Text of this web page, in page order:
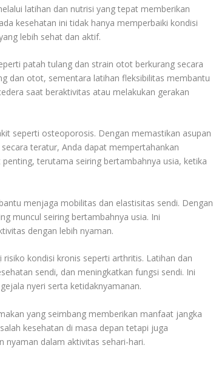
latihan dan nutrisi yang tepat memberikan
kesehatan ini tidak hanya memperbaiki kondisi
lebih sehat dan aktif.
patah tulang dan strain otot berkurang secara
dan otot, sementara latihan fleksibilitas membantu
saat beraktivitas atau melakukan gerakan
seperti osteoporosis. Dengan memastikan asupan
teratur, Anda dapat mempertahankan
terutama seiring bertambahnya usia, ketika
menjaga mobilitas dan elastisitas sendi. Dengan
muncul seiring bertambahnya usia. Ini
dengan lebih nyaman.
kondisi kronis seperti arthritis. Latihan dan
sendi, dan meningkatkan fungsi sendi. Ini
nyeri serta ketidaknyamanan.
yang seimbang memberikan manfaat jangka
kesehatan di masa depan tetapi juga
nyaman dalam aktivitas sehari-hari.